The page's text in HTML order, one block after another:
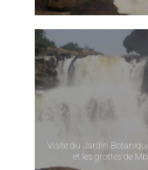
Visite du Jardin
et les grottes de